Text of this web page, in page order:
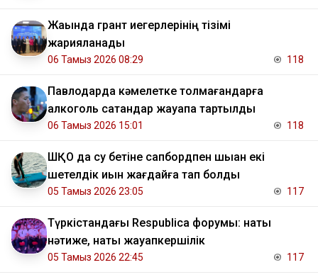
Жақында грант иегерлерінің тізімі
жарияланады
06 Тамыз 2026 08:29 118
Павлодарда кәмелетке толмағандарға
алкоголь сатқандар жауапқа тартылды
06 Тамыз 2026 15:01 118
ШҚО да су бетіне сапбордпен шыққан екі
шетелдік қиын жағдайға тап болды
05 Тамыз 2026 23:05 117
Түркістандағы Respublica форумы: нақты
нәтиже, нақты жауапкершілік
05 Тамыз 2026 22:45 117